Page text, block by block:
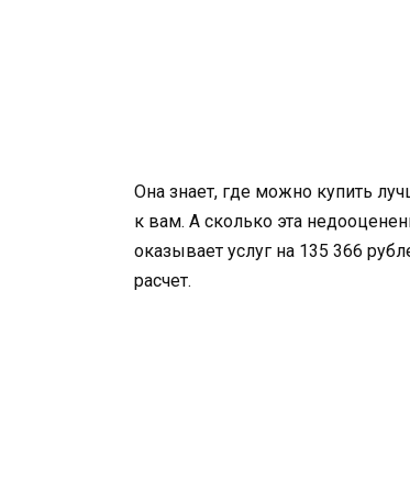
Она знает, где можно купить
к вам. А сколько эта
оказывает услуг на 135 366
расчет.